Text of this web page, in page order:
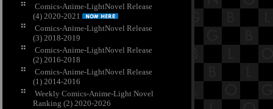
Comics-Anime-LightNovel Release
(4) 2020-2021
Comics-Anime-LightNovel Release
(3) 2018-2019
Comics-Anime-LightNovel Release
(2) 2016-2018
Comics-Anime-LightNovel Release
(1) 2014-2016
Weekly Comics-Anime-Light Novel
Ranking (2) 2020-2026